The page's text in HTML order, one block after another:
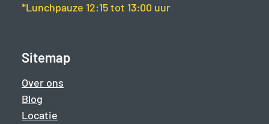
*Lunchpauze 12:15 tot 13:00 uur
Sitemap
Over ons
Blog
Locatie